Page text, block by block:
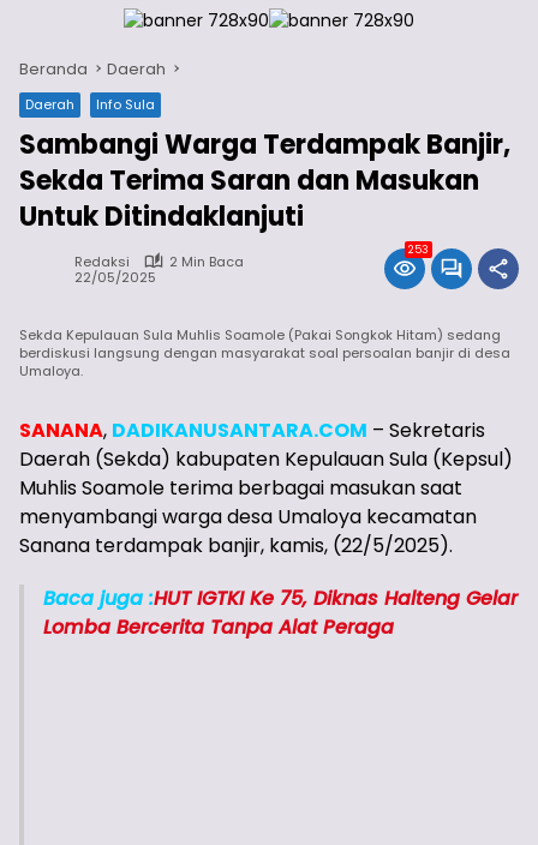
Beranda Daerah
Daerah Info Sula
Sambangi Warga Terdampak Banjir,
Sekda Terima Saran dan Masukan
Untuk Ditindaklanjuti
Redaksi
2 Min Baca
22/05/2025
253
Sekda Kepulauan Sula Muhlis Soamole (Pakai Songkok Hitam) sedang
berdiskusi langsung dengan masyarakat soal persoalan banjir di desa
Umaloya.
SANANA, DADIKANUSANTARA.COM – Sekretaris
Daerah (Sekda) kabupaten Kepulauan Sula (Kepsul)
Muhlis Soamole terima berbagai masukan saat
menyambangi warga desa Umaloya kecamatan
Sanana terdampak banjir, kamis, (22/5/2025).
Baca juga :HUT IGTKI Ke 75, Diknas Halteng Gelar
Lomba Bercerita Tanpa Alat Peraga